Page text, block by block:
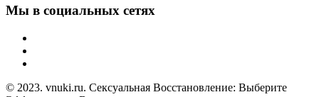
Мы в социальных сетях
© 2023. vnuki.ru. Сексуальная Восстановление: Выберите